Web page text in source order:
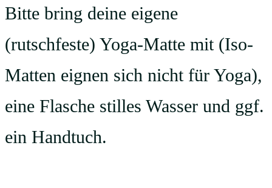
Bitte bring deine eigene
(rutschfeste) Yoga-Matte mit (Iso-
Matten eignen sich nicht für Yoga),
eine Flasche stilles Wasser und ggf.
ein Handtuch.